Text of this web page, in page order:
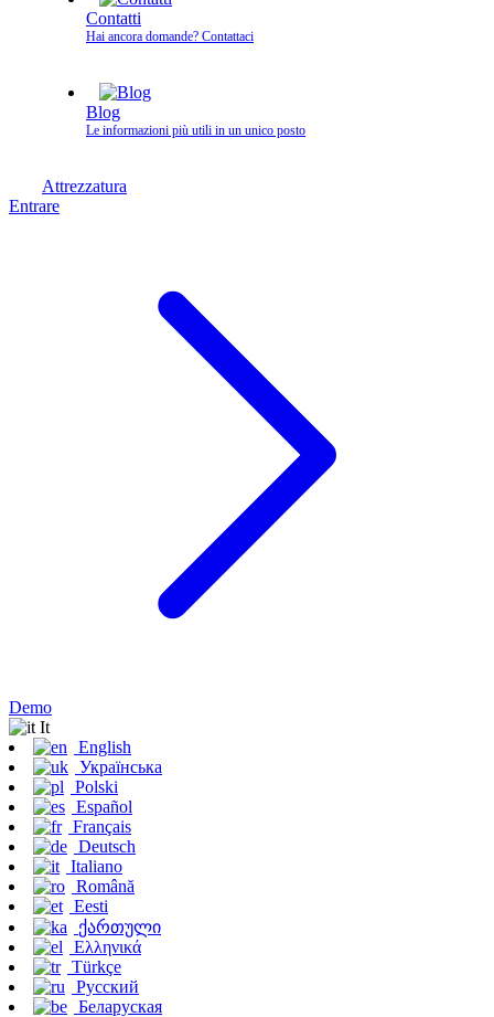
Contatti
Hai ancora domande? Contattaci
Blog
Le informazioni più utili in un unico posto
Attrezzatura
Entrare
Demo
It
English
Українська
Polski
Español
Français
Deutsch
Italiano
Română
Eesti
ქართული
Ελληνικά
Türkçe
Русский
Беларуская